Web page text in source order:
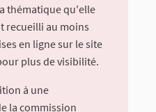
thématique qu'elle
recueilli au moins
en ligne sur le site
plus de visibilité.
à une
la commission